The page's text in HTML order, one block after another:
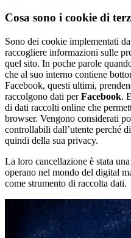
Cosa sono i cookie di
Sono dei cookie implementati
raccogliere informazioni sulle
quel sito. In poche parole
che al suo interno contiene
Facebook, questi ultimi,
raccolgono dati perFacebook.
di dati raccolti online che
browser. Vengono considerati
controllabili dall’utente perché
quindi della sua privacy.
La loro cancellazione è stata
operano nel mondo del digital
come strumento di raccolta dati.